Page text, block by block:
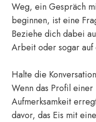
Weg, ein Gespräch
beginnen, ist eine
Beziehe dich dabei
Arbeit oder sogar auf
Halte die
Wenn das Profil einer
Aufmerksamkeit
davor, das Eis mit